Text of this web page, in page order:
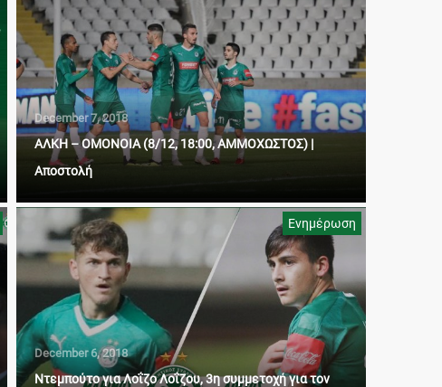
December 7, 2018
ΑΛΚΗ – ΟΜΟΝΟΙΑ (8/12, 18:00, ΑΜΜΟΧΩΣΤΟΣ) |
Αποστολή
Ενημέρωση
December 6, 2018
Ντεμπούτο για Λοΐζο Λοΐζου, 3η συμμετοχή για τον